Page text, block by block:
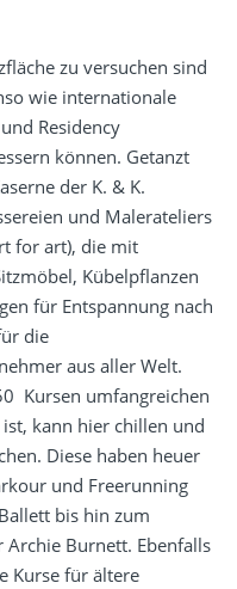
zu versuchen sind
wie internationale
Residency
können. Getanzt
der K. & K.
und Malerateliers
for art), die mit
Kübelpflanzen
für Entspannung nach
die
aus aller Welt.
Kursen umfangreichen
kann hier chillen und
Diese haben heuer
und Freerunning
bis hin zum
Burnett. Ebenfalls
Kurse für ältere